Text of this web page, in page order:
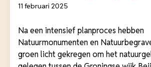
11 februari 2025
Na een intensief planproces hebben
Natuurmonumenten en
groen licht gekregen om het